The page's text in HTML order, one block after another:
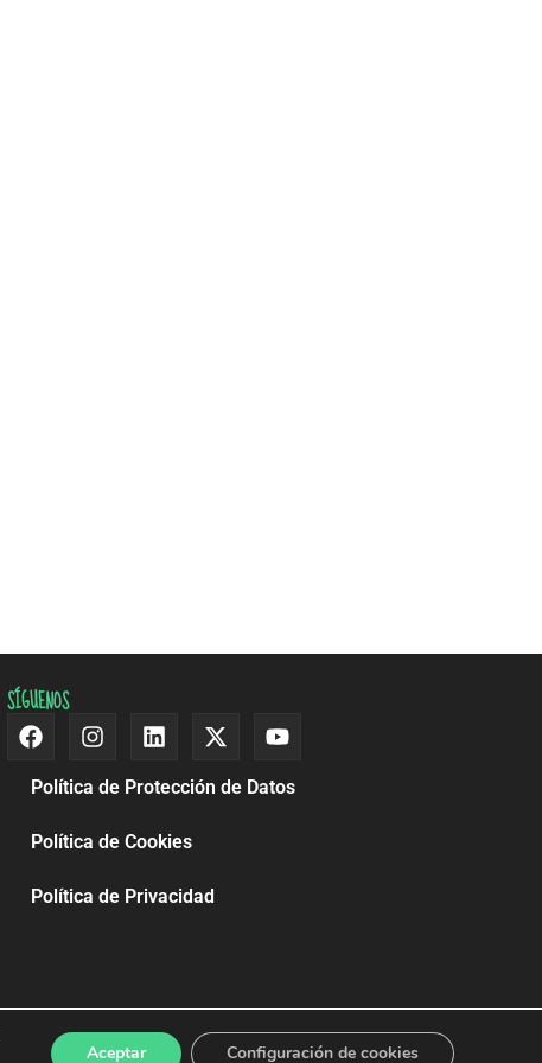
SÍGUENOS
FacebookInstagramLinkedin
X-
twitter
Youtube
Política de Protección de Datos
Política de Cookies
Política de Privacidad
Aceptar Configuración de cookies